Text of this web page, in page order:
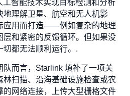
工智能技术实现目标检测和分析
地理解卫星、航空和无人机影
应用而打造——例如复杂的地理
层和紧密的反馈循环。但如果没
切都无法顺利运行。.
队而言，Starlink 填补了一项关
扫描、沿海基础设施检查或农
的网络连接，上传大型栅格文件